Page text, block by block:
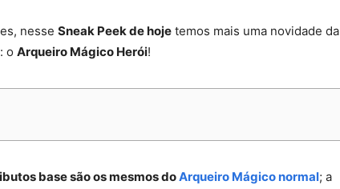
nesse Sneak Peek de hoje temos mais uma novidade da
o Arqueiro Mágico Herói!
base são os mesmos doArqueiro Mágico normal; a